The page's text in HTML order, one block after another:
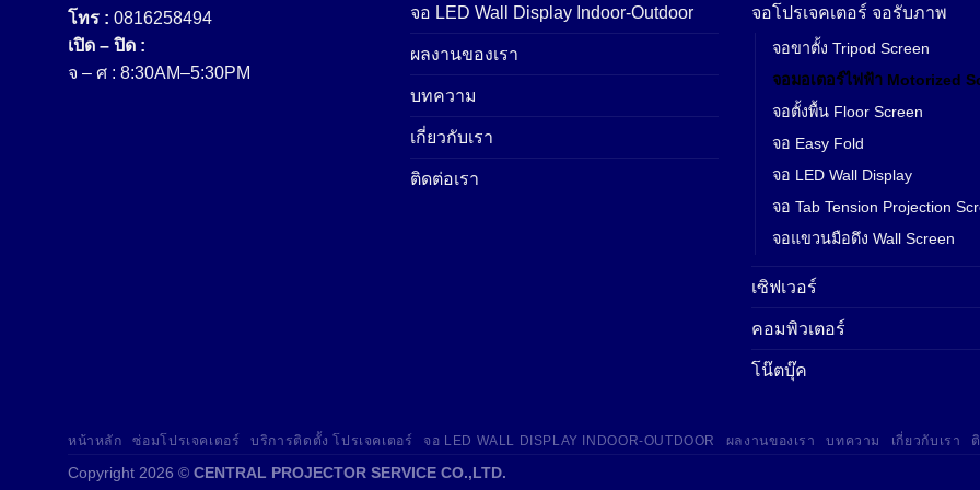
โทร : 0816258494
เปิด – ปิด :
จ – ศ : 8:30AM–5:30PM
จอ LED Wall Display Indoor-Outdoor
ผลงานของเรา
บทความ
เกี่ยวกับเรา
ติดต่อเรา
จอโปรเจคเตอร์ จอรับภาพ
จอขาตั้ง Tripod Screen
จอมอเตอร์ไฟฟ้า Motorized
จอตั้งพื้น Floor Screen
จอ Easy Fold
จอ LED Wall Display
จอ Tab Tension Projection
จอแขวนมือดึง Wall Screen
เซิฟเวอร์
คอมพิวเตอร์
โน๊ตบุ๊ค
หน้าหลัก ซ่อมโปรเจคเตอร์ บริการติดตั้ง โปรเจคเตอร์ จอ LED WALL DISPLAY INDOOR-OUTDOOR ผลงานของเรา บทความ เกี่ยวกับเรา
Copyright 2026 © CENTRAL PROJECTOR SERVICE CO.,LTD.